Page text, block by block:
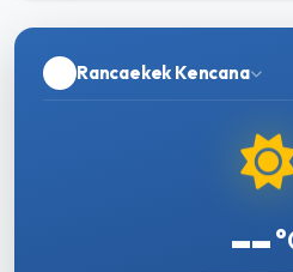
Rancaekek Kencana
--